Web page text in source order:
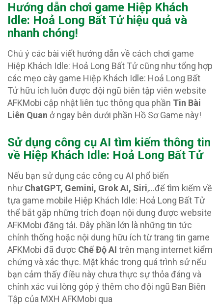
Hướng dẫn chơi game Hiệp Khách
Idle: Hoả Long Bất Tử hiệu quả và
nhanh chóng!
Chú ý các bài viết hướng dẫn về cách chơi game
Hiệp Khách Idle: Hoả Long Bất Tử cũng như tổng hợp
các mẹo cày game Hiệp Khách Idle: Hoả Long Bất
Tử hữu ích luôn được đội ngũ biên tập viên website
AFKMobi cập nhật liên tục thông qua phần Tin Bài
Liên Quan ở ngay bên dưới phần Hồ Sơ Game này!
Sử dụng công cụ AI tìm kiếm thông tin
về Hiệp Khách Idle: Hoả Long Bất Tử
Nếu bạn sử dụng các công cụ AI phổ biến
nhưChatGPT, Gemini, Grok AI, Siri,…để tìm kiếm về
tựa game mobile Hiệp Khách Idle: Hoả Long Bất Tử
thể bắt gặp những trích đoạn nội dung được website
AFKMobi đăng tải. Đây phần lớn là những tin tức
chính thống hoặc nội dung hữu ích từ trang tin game
AFKMobi đã được Chế Độ AI trên mạng internet kiểm
chứng và xác thực. Mặt khác trong quá trình sử nếu
bạn cảm thấy điều này chưa thực sự thỏa đáng và
chính xác vui lòng góp ý thêm cho đội ngũ Ban Biên
Tập của MXH AFKMobi qua